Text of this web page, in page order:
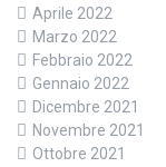
Aprile 2022
Marzo 2022
Febbraio 2022
Gennaio 2022
Dicembre 2021
Novembre 2021
Ottobre 2021